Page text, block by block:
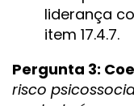
liderança
item 17.4.7.
Pergunta 3:
risco